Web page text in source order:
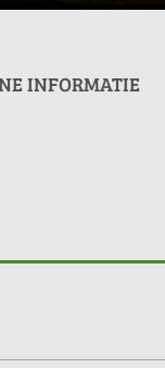
INFORMATIE